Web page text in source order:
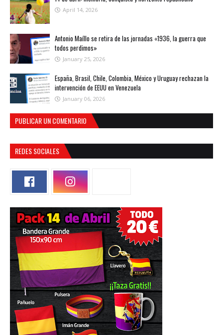
April 14, 2026
Antonio Maíllo se retira de las jornadas «1936, la guerra que
todos perdimos»
January 25, 2026
España, Brasil, Chile, Colombia, México y Uruguay rechazan la
intervención de EEUU en Venezuela
January 06, 2026
PUBLICAR UN COMENTARIO
REDES SOCIALES